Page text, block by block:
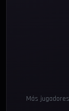
Más